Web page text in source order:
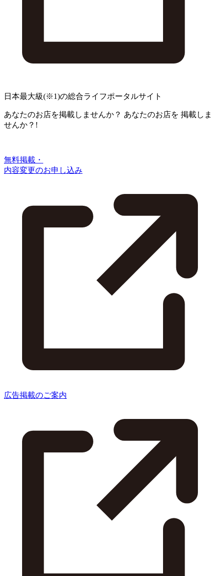
日本最大級(※1)の総合ライフポータルサイト
あなたのお店を掲載しませんか？ あなたのお店を 掲載しま
せんか？!
無料掲載・
内容変更のお申し込み
広告掲載のご案内